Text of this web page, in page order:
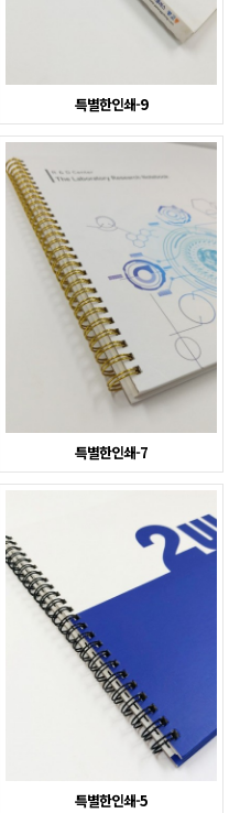
특별한인쇄-9
특별한인쇄-7
특별한인쇄-5